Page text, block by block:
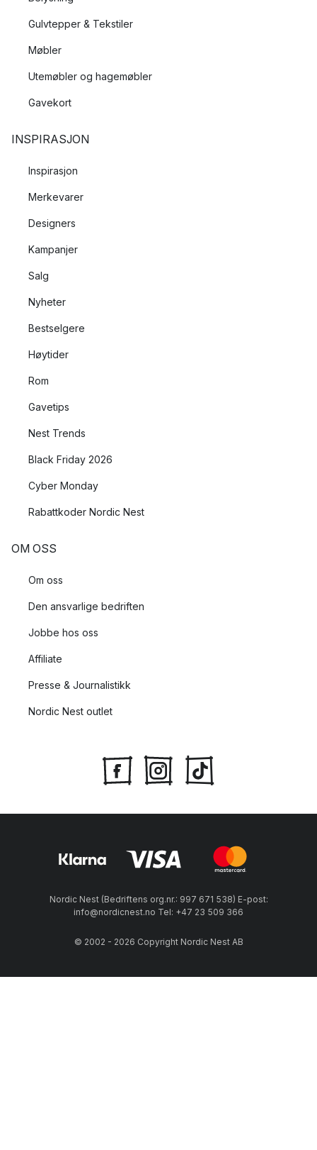
Gulvtepper & Tekstiler
Møbler
Utemøbler og hagemøbler
Gavekort
INSPIRASJON
Inspirasjon
Merkevarer
Designers
Kampanjer
Salg
Nyheter
Bestselgere
Høytider
Rom
Gavetips
Nest Trends
Black Friday 2026
Cyber Monday
Rabattkoder Nordic Nest
OM OSS
Om oss
Den ansvarlige bedriften
Jobbe hos oss
Affiliate
Presse & Journalistikk
Nordic Nest outlet
Nordic Nest (Bedriftens org.nr.: 997 671 538) E-post:
info@nordicnest.no Tel: +47 23 509 366
© 2002 - 2026 Copyright Nordic Nest AB